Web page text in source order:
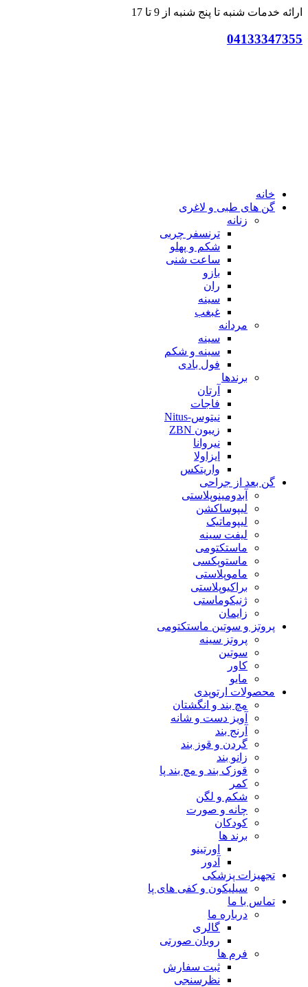
ارائه خدمات شنبه تا پنج شنبه از 9 تا 17
04133347355
خانه
گن های طبی و لاغری
زنانه
ترنسفر چربی
شکم و پهلو
ساعت شنی
بازو
ران
سینه
غبغب
مردانه
سینه
سینه و شکم
فول بادی
برندها
آرتان
فاجات
نیتوس-Nitus
زیبون ZBN
نیروانا
ایزاولا
واریتکس
گن بعد از جراحی
آبدومینوپلاستی
لیپوساکشن
لیپوماتیک
لیفت سینه
ماستکتومی
ماستوپکسی
ماموپلاستی
براکیوپلاستی
ژنیکوماستی
زایمان
پروتز و سوتین ماستکتومی
پروتز سینه
سوتین
کاور
مایو
محصولات ارتوپدی
مچ بند و انگشتان
آویز دست و شانه
آرنج بند
گردن و قوز بند
زانو بند
قوزک بند و مچ بند پا
کمر
شکم و لگن
چانه و صورت
کودکان
برند ها
اورتینو
آدور
تجهیزات پزشکی
سیلیکون و کفی های پا
تماس با ما
درباره ما
گالری
روبان صورتی
فرم ها
ثبت سفارش
نظرسنجی